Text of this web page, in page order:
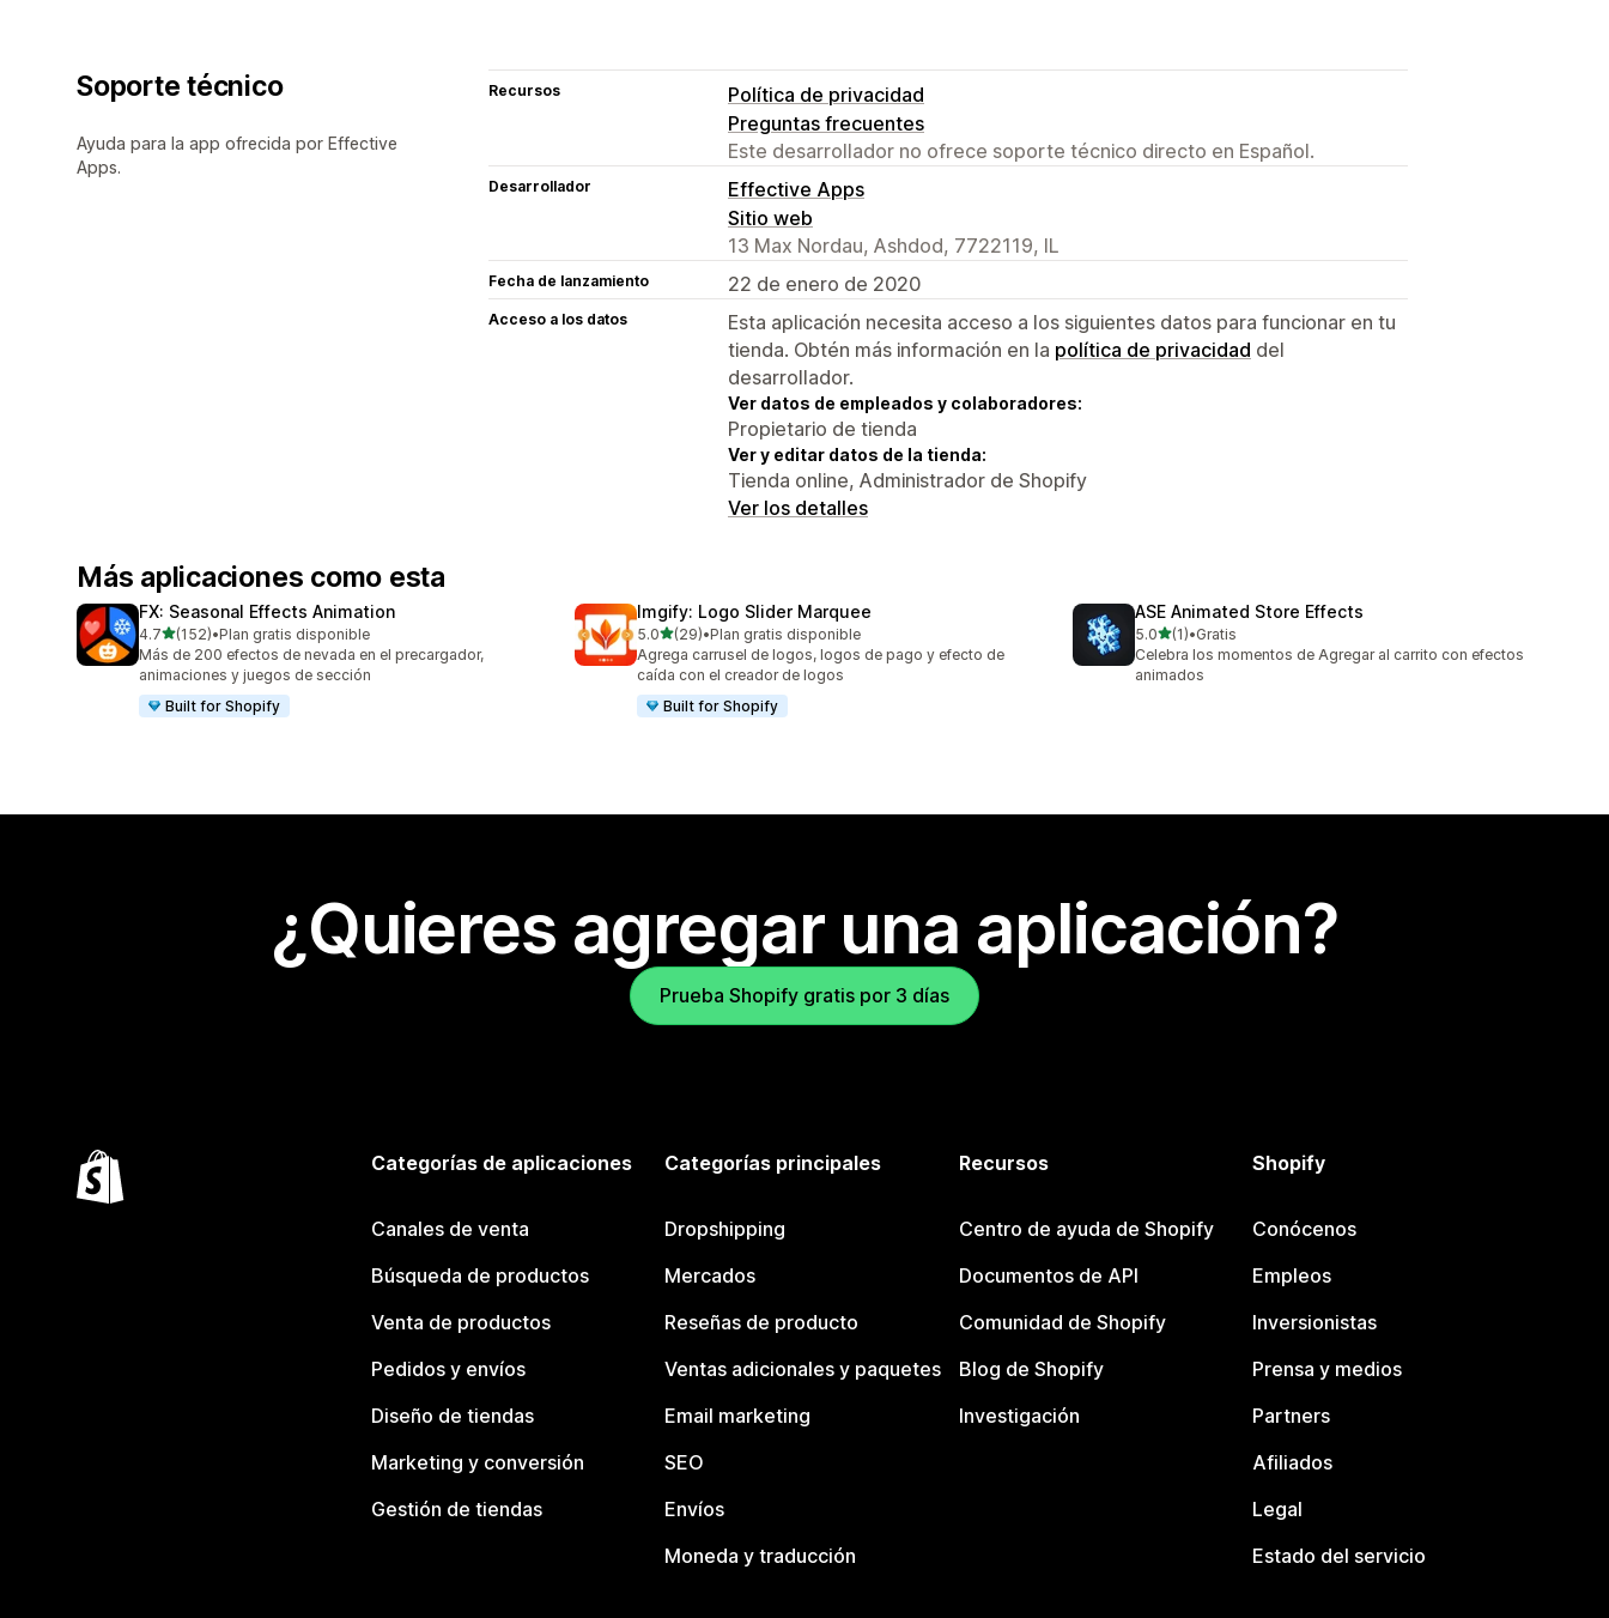
Soporte técnico
Ayuda para la app ofrecida por Effective
Apps.
Recursos
Política de privacidad
Preguntas frecuentes
Este desarrollador no ofrece soporte técnico directo en Español.
Desarrollador
Effective Apps
Sitio web
13 Max Nordau, Ashdod, 7722119, IL
Fecha de lanzamiento 22 de enero de 2020
Acceso a los datos
Esta aplicación necesita acceso a los siguientes datos para funcionar en tu
tienda. Obtén más información en la política de privacidad del
desarrollador.
Ver datos de empleados y colaboradores:
Propietario de tienda
Ver y editar datos de la tienda:
Tienda online, Administrador de Shopify
Ver los detalles
Más aplicaciones como esta
FX: Seasonal Effects Animation
4.7de 5 estrellas
(152)
152 reseñas en total
•Plan gratis disponible
Más de 200 efectos de nevada en el precargador,
animaciones y juegos de sección
Built for Shopify
Imgify: Logo Slider Marquee
5.0de 5 estrellas
(29)
29 reseñas en total
•Plan gratis disponible
Agrega carrusel de logos, logos de pago y efecto de
caída con el creador de logos
Built for Shopify
ASE Animated Store Effects
5.0de 5 estrellas
(1)
1 reseñas en total
•Gratis
Celebra los momentos de Agregar al carrito con efectos
animados
¿Quieres agregar una aplicación?
Prueba Shopify gratis por 3 días
Categorías de aplicaciones
Canales de venta
Búsqueda de productos
Venta de productos
Pedidos y envíos
Diseño de tiendas
Marketing y conversión
Gestión de tiendas
Categorías principales
Dropshipping
Mercados
Reseñas de producto
Ventas adicionales y paquetes
Email marketing
SEO
Envíos
Moneda y traducción
Recursos
Centro de ayuda de Shopify
Documentos de API
Comunidad de Shopify
Blog de Shopify
Investigación
Shopify
Conócenos
Empleos
Inversionistas
Prensa y medios
Partners
Afiliados
Legal
Estado del servicio